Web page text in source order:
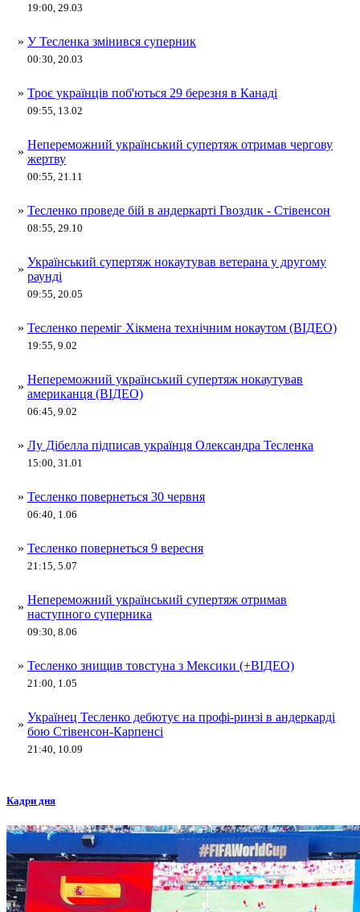
19:00, 29.03
» У Тесленка змінився суперник
00:30, 20.03
» Троє українців поб'ються 29 березня в Канаді
09:55, 13.02
»
Непереможний український супертяж отримав чергову
жертву
00:55, 21.11
» Тесленко проведе бій в андеркарті Гвоздик - Стівенсон
08:55, 29.10
»
Український супертяж нокаутував ветерана у другому
раунді
09:55, 20.05
» Тесленко переміг Хікмена технічним нокаутом (ВІДЕО)
19:55, 9.02
»
Непереможний український супертяж нокаутував
американця (ВІДЕО)
06:45, 9.02
» Лу Дібелла підписав українця Олександра Тесленка
15:00, 31.01
» Тесленко повернеться 30 червня
06:40, 1.06
» Тесленко повернеться 9 вересня
21:15, 5.07
»
Непереможний український супертяж отримав
наступного суперника
09:30, 8.06
» Тесленко знищив товстуна з Мексики (+ВІДЕО)
21:00, 1.05
»
Українец Тесленко дебютує на профі-ринзі в андеркарді
бою Стівенсон-Карпенсі
21:40, 10.09
Кадри дня